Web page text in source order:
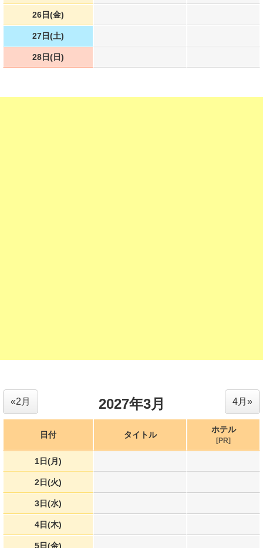
26日(金)
27日(土)
28日(日)
2027年3月 4月»
«2月
日付 タイトル
ホテル
[PR]
1日(月)
2日(火)
3日(水)
4日(木)
5日(金)